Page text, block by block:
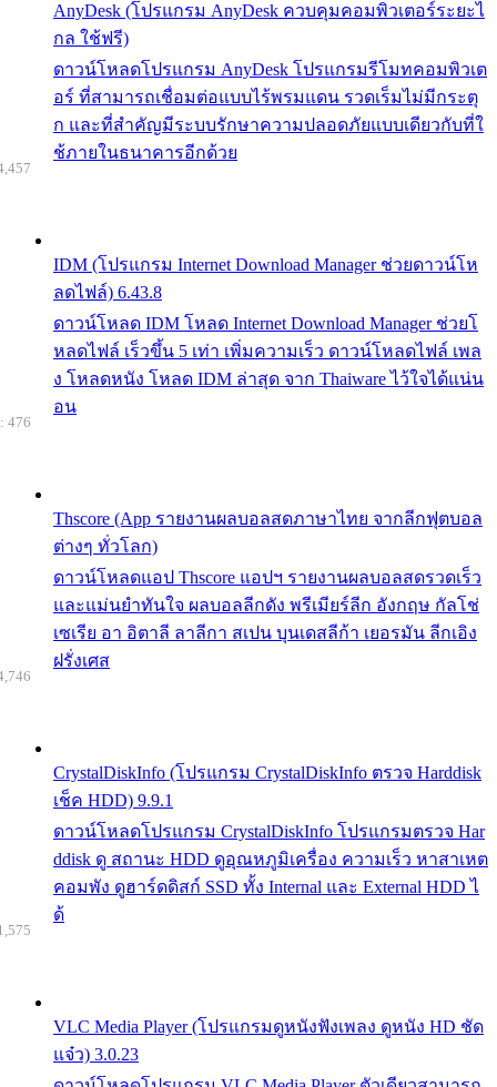
AnyDesk (โปรแกรม AnyDesk ควบคุมคอมพิวเตอร์ระยะไ
กล ใช้ฟรี)
ดาวน์โหลดโปรแกรม AnyDesk โปรแกรมรีโมทคอมพิวเต
อร์ ที่สามารถเชื่อมต่อแบบไร้พรมแดน รวดเร็มไม่มีกระตุ
ก และที่สำคัญมีระบบรักษาความปลอดภัยแบบเดียวกับที่ใ
ช้ภายในธนาคารอีกด้วย
IDM (โปรแกรม Internet Download Manager ช่วยดาวน์โห
ลดไฟล์) 6.43.8
ดาวน์โหลด IDM โหลด Internet Download Manager ช่วยโ
หลดไฟล์ เร็วขึ้น 5 เท่า เพิ่มความเร็ว ดาวน์โหลดไฟล์ เพล
ง โหลดหนัง โหลด IDM ล่าสุด จาก Thaiware ไว้ใจได้แน่น
อน
Thscore (App รายงานผลบอลสดภาษาไทย จากลีกฟุตบอล
ต่างๆ ทั่วโลก)
ดาวน์โหลดแอป Thscore แอปฯ รายงานผลบอลสดรวดเร็ว
และแม่นยำทันใจ ผลบอลลีกดัง พรีเมียร์ลีก อังกฤษ กัลโช่
เซเรีย อา อิตาลี ลาลีกา สเปน บุนเดสลีก้า เยอรมัน ลีกเอิง
ฝรั่งเศส
476
CrystalDiskInfo (โปรแกรม CrystalDiskInfo ตรวจ Harddisk
เช็ค HDD) 9.9.1
ดาวน์โหลดโปรแกรม CrystalDiskInfo โปรแกรมตรวจ Har
ddisk ดู สถานะ HDD ดูอุณหภูมิเครื่อง ความเร็ว หาสาเหต
คอมพัง ดูฮาร์ดดิสก์ SSD ทั้ง Internal และ External HDD ไ
ด้
VLC Media Player (โปรแกรมดูหนังฟังเพลง ดูหนัง HD ชัด
แจ๋ว) 3.0.23